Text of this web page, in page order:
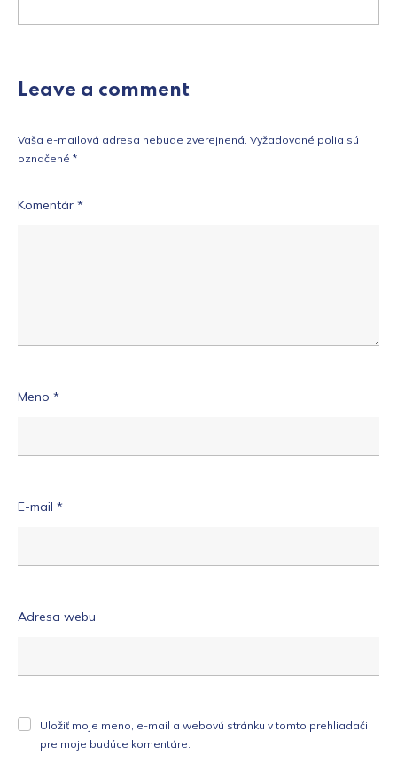
Leave a comment
Vaša e-mailová adresa nebude zverejnená. Vyžadované polia sú
označené *
Komentár *
Meno *
E-mail *
Adresa webu
Uložiť moje meno, e-mail a webovú stránku v tomto prehliadači
pre moje budúce komentáre.